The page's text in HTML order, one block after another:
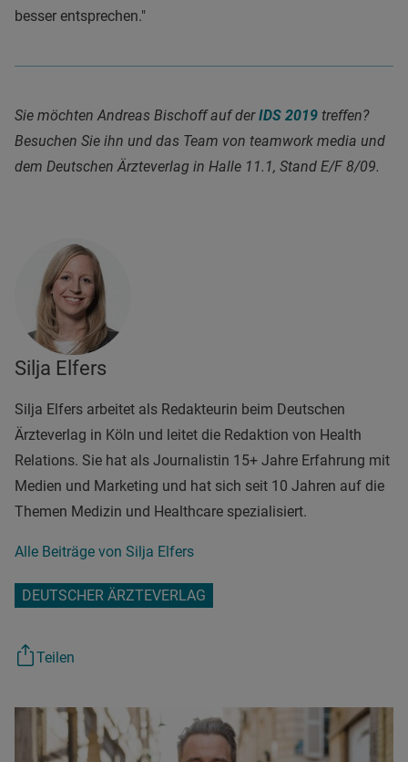
besser entsprechen."
Sie möchten Andreas Bischoff auf derIDS 2019 treffen?
Besuchen Sie ihn und das Team von teamwork media und
dem Deutschen Ärzteverlag in Halle 11.1, Stand E/F 8/09.
Silja Elfers
Silja Elfers arbeitet als Redakteurin beim Deutschen
Ärzteverlag in Köln und leitet die Redaktion von Health
Relations. Sie hat als Journalistin 15+ Jahre Erfahrung mit
Medien und Marketing und hat sich seit 10 Jahren auf die
Themen Medizin und Healthcare spezialisiert.
Alle Beiträge von Silja Elfers
DEUTSCHER ÄRZTEVERLAG
Teilen